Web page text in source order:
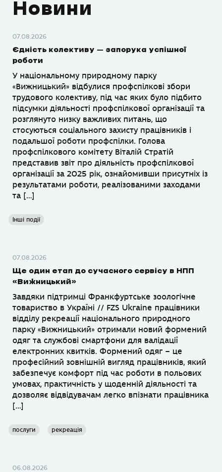
Новини
07.08.2026
Єдність колективу – запорука успішної
роботи
У національному природному парку
«Вижницький» відбулися профспілкові збори
трудового колективу, під час яких було підбито
підсумки діяльності профспілкової організації та
розглянуто низку важливих питань, що
стосуються соціального захисту працівників і
подальшої роботи профспілки. Голова
профспілкового комітету Віталій Стратій
представив звіт про діяльність профспілкової
організації за 2025 рік, ознайомивши присутніх із
результатами роботи, реалізованими заходами
та […]
Інші події
07.08.2026
Ще один етап до сучасного сервісу в НПП
«Вижницький»
Завдяки підтримці Франкфуртське зоологічне
товариство в Україні // FZS Ukraine працівники
відділу рекреації національного природного
парку «Вижницький» отримали новий формений
одяг та службові смартфони для валідації
електронних квитків. Формений одяг – це
професійний зовнішній вигляд працівників, який
забезпечує комфорт під час роботи в польових
умовах, практичність у щоденній діяльності та
дозволяє відвідувачам легко впізнати працівника
[…]
послуги рекреація
06.08.2026